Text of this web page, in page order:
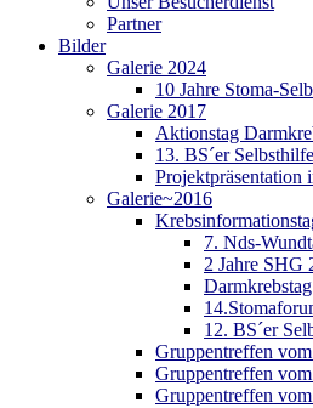
Partner
Bilder
Galerie 2024
10 Jahre Stoma-
Galerie 2017
Aktionstag
13. BS´er
Projektpräsentation
Galerie~2016
7. Nds-
2 Jahre SHG
12. BS´er
Gruppentreffen
Gruppentreffen
Gruppentreffen